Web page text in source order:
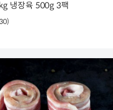
냉장육 500g 3팩